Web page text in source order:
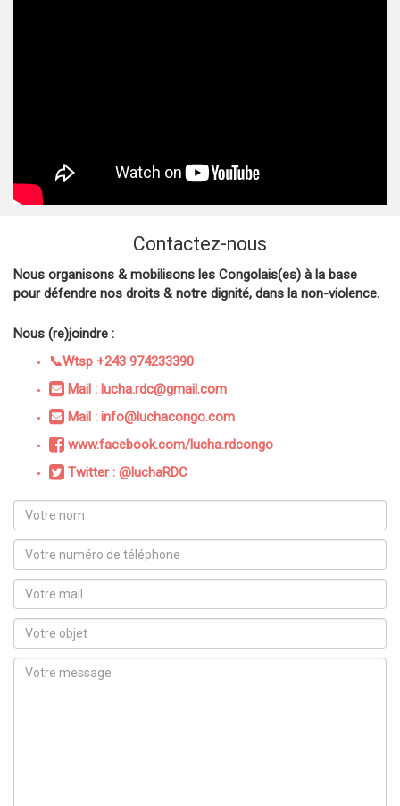
Contactez-nous
Nous organisons & mobilisons les Congolais(es) à la base
pour défendre nos droits & notre dignité, dans la non-violence.
Nous (re)joindre :
📞Wtsp +243 974233390
Mail : lucha.rdc@gmail.com
Mail : info@luchacongo.com
www.facebook.com/lucha.rdcongo
Twitter : @luchaRDC